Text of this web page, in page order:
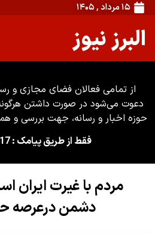
۱۵ مرداد , ۱۴۰۵
البرز نیوز
از تمامی فعالان فضای مجازی و
دعوت می‌شود در صورت داشتن
حوزه اخبار و رسانه، جهت بررسی و
فقط از طریق پیامک : 09127679717
مردم با غیرت ایران
دشمن درعرصه